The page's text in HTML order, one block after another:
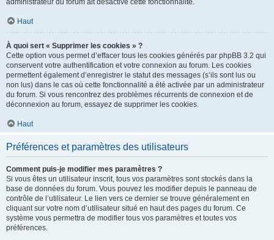
administrateur du forum ait désactivé cette fonctionnalité.
Haut
À quoi sert « Supprimer les cookies » ?
Cette option vous permet d’effacer tous les cookies générés par phpBB 3.2 qui
conservent votre authentification et votre connexion au forum. Les cookies
permettent également d’enregistrer le statut des messages (s’ils sont lus ou
non lus) dans le cas où cette fonctionnalité a été activée par un administrateur
du forum. Si vous rencontrez des problèmes récurrents de connexion et de
déconnexion au forum, essayez de supprimer les cookies.
Haut
Préférences et paramètres des utilisateurs
Comment puis-je modifier mes paramètres ?
Si vous êtes un utilisateur inscrit, tous vos paramètres sont stockés dans la
base de données du forum. Vous pouvez les modifier depuis le panneau de
contrôle de l’utilisateur. Le lien vers ce dernier se trouve généralement en
cliquant sur votre nom d’utilisateur situé en haut des pages du forum. Ce
système vous permettra de modifier tous vos paramètres et toutes vos
préférences.